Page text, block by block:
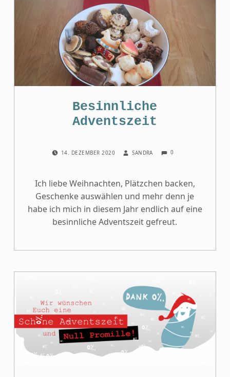
Besinnliche
Adventszeit
14. DEZEMBER 2020 SANDRA 0
Ich liebe Weihnachten, Plätzchen backen,
Geschenke auswählen und mehr denn je
habe ich mich in diesem Jahr endlich auf eine
besinnliche Adventszeit gefreut.